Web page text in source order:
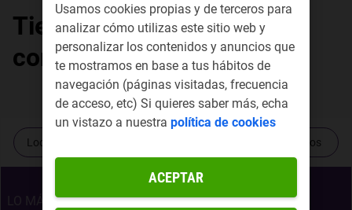
Tiendas Yoigo por
comunidad autónoma
Localiza tu tienda más cercana Contacta con nosotros
LO MÁS BUSCADO
Usamos cookies propias y de terceros para
analizar cómo utilizas este sitio web y
personalizar los contenidos y anuncios que
te mostramos en base a tus hábitos de
navegación (páginas visitadas, frecuencia
de acceso, etc) Si quieres saber más, echa
un vistazo a nuestra política de cookies
ACEPTAR